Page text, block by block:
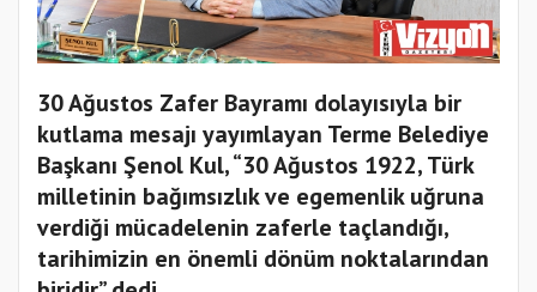
30 Ağustos Zafer Bayramı dolayısıyla bir
kutlama mesajı yayımlayan Terme Belediye
Başkanı Şenol Kul, “30 Ağustos 1922, Türk
milletinin bağımsızlık ve egemenlik uğruna
verdiği mücadelenin zaferle taçlandığı,
tarihimizin en önemli dönüm noktalarından